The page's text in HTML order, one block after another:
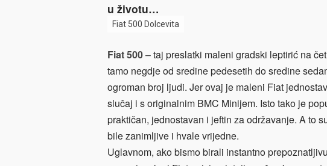
u životu…
Fiat 500 Dolcevita
Fiat 500– taj preslatki maleni gradski leptirić na
tamo negdje od sredine pedesetih do sredine
ogroman broj ljudi. Jer ovaj je maleni Fiat
slučaj i s originalnim BMC Minijem. Isto tako je
praktičan, jednostavan i jeftin za održavanje. A to
bile zanimljive i hvale vrijedne.
Uglavnom, ako bismo birali instantno